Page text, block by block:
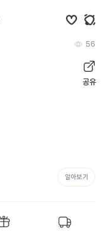
56
공유
알아보기